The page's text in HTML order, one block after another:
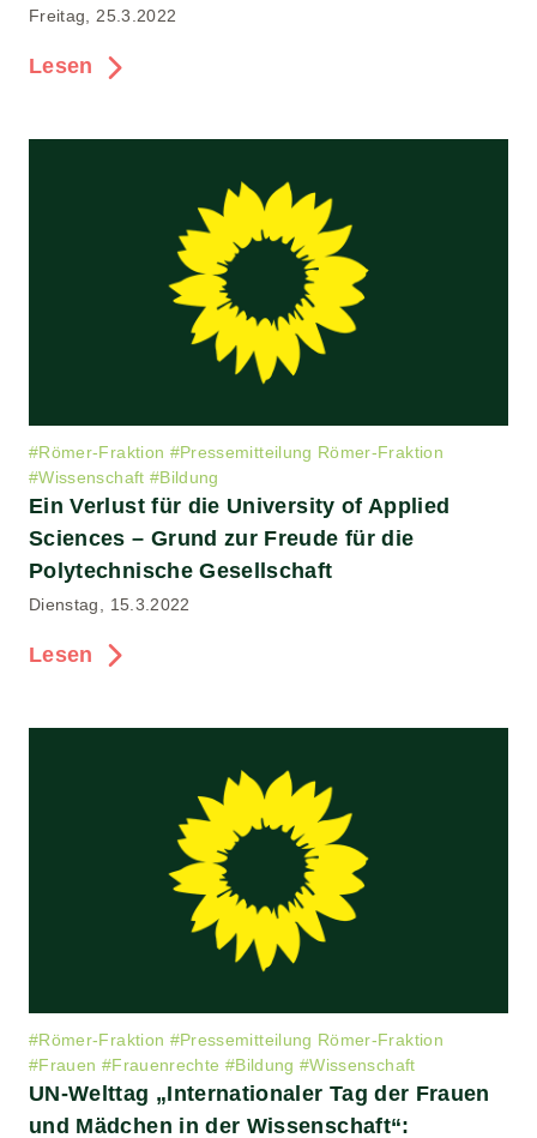
Freitag, 25.3.2022
Lesen
#Römer-Fraktion #Pressemitteilung Römer-Fraktion
#Wissenschaft #Bildung
Ein Verlust für die University of Applied
Sciences – Grund zur Freude für die
Polytechnische Gesellschaft
Dienstag, 15.3.2022
Lesen
#Römer-Fraktion #Pressemitteilung Römer-Fraktion
#Frauen #Frauenrechte #Bildung #Wissenschaft
UN-Welttag „Internationaler Tag der Frauen
und Mädchen in der Wissenschaft“: